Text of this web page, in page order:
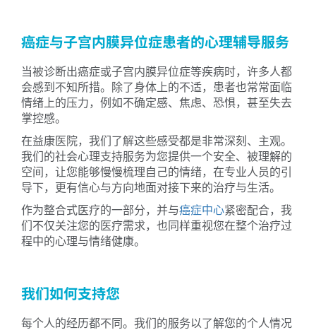
癌症与子宫内膜异位症患者的心理辅导服务
当被诊断出癌症或子宫内膜异位症等疾病时，许多人都
会感到不知所措。除了身体上的不适，患者也常常面临
情绪上的压力，例如不确定感、焦虑、恐惧，甚至失去
掌控感。
在益康医院，我们了解这些感受都是非常深刻、主观。
我们的社会心理支持服务为您提供一个安全、被理解的
空间，让您能够慢慢梳理自己的情绪，在专业人员的引
导下，更有信心与方向地面对接下来的治疗与生活。
作为整合式医疗的一部分，并与癌症中心紧密配合，我
们不仅关注您的医疗需求，也同样重视您在整个治疗过
程中的心理与情绪健康。
我们如何支持您
每个人的经历都不同。我们的服务以了解您的个人情况